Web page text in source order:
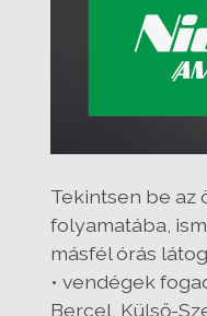
Tekintsen be az
folyamatába,
másfél órás
• vendégek
Bercel, Külső-